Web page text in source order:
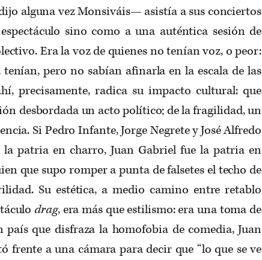
alguna vez Monsiváis— asistía a sus conciertos
sino como a una auténtica sesión de
Era la voz de quienes no tenían voz, o peor:
tenían, pero no sabían afinarla en la escala de las
precisamente, radica su impacto cultural: que
desbordada un acto político; de la fragilidad, un
Si Pedro Infante, Jorge Negrete y José Alfredo
la patria en charro, Juan Gabriel fue la patria en
que supo romper a punta de falsetes el techo de
Su estética, a medio camino entre retablo
drag, era más que estilismo: era una toma de
país que disfraza la homofobia de comedia, Juan
frente a una cámara para decir que “lo que se ve